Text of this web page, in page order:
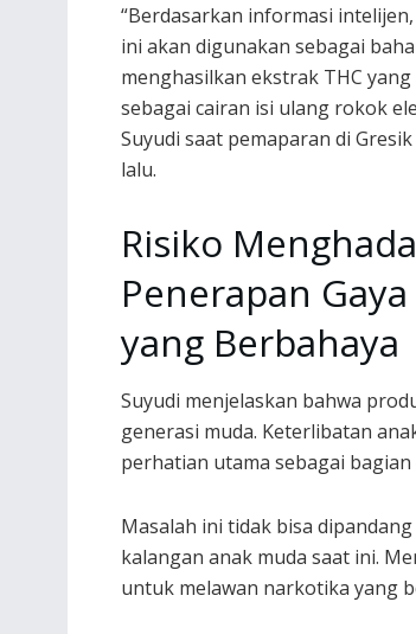
“Berdasarkan informasi
ini akan digunakan sebagai
menghasilkan ekstrak THC
sebagai cairan isi ulang rokok
Suyudi saat pemaparan di
lalu.
Risiko
Penerapan
yang Berbahaya
Suyudi menjelaskan bahwa
generasi muda. Keterlibatan
perhatian utama sebagai
Masalah ini tidak bisa
kalangan anak muda saat ini.
untuk melawan narkotika yang